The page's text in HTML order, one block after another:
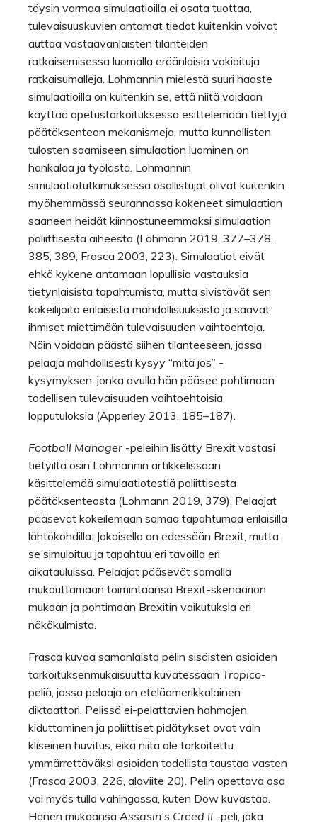
täysin varmaa simulaatioilla ei osata tuottaa,
tulevaisuuskuvien antamat tiedot kuitenkin voivat
auttaa vastaavanlaisten tilanteiden
ratkaisemisessa luomalla eräänlaisia vakioituja
ratkaisumalleja. Lohmannin mielestä suuri haaste
simulaatioilla on kuitenkin se, että niitä voidaan
käyttää opetustarkoituksessa esittelemään tiettyjä
päätöksenteon mekanismeja, mutta kunnollisten
tulosten saamiseen simulaation luominen on
hankalaa ja työlästä. Lohmannin
simulaatiotutkimuksessa osallistujat olivat kuitenkin
myöhemmässä seurannassa kokeneet simulaation
saaneen heidät kiinnostuneemmaksi simulaation
poliittisesta aiheesta (Lohmann 2019, 377–378,
385, 389; Frasca 2003, 223). Simulaatiot eivät
ehkä kykene antamaan lopullisia vastauksia
tietynlaisista tapahtumista, mutta sivistävät sen
kokeilijoita erilaisista mahdollisuuksista ja saavat
ihmiset miettimään tulevaisuuden vaihtoehtoja.
Näin voidaan päästä siihen tilanteeseen, jossa
pelaaja mahdollisesti kysyy “mitä jos” -
kysymyksen, jonka avulla hän pääsee pohtimaan
todellisen tulevaisuuden vaihtoehtoisia
lopputuloksia (Apperley 2013, 185–187).
Football Manager -peleihin lisätty Brexit vastasi
tietyiltä osin Lohmannin artikkelissaan
käsittelemää simulaatiotestiä poliittisesta
päätöksenteosta (Lohmann 2019, 379). Pelaajat
pääsevät kokeilemaan samaa tapahtumaa erilaisilla
lähtökohdilla: Jokaisella on edessään Brexit, mutta
se simuloituu ja tapahtuu eri tavoilla eri
aikatauluissa. Pelaajat pääsevät samalla
mukauttamaan toimintaansa Brexit-skenaarion
mukaan ja pohtimaan Brexitin vaikutuksia eri
näkökulmista.
Frasca kuvaa samanlaista pelin sisäisten asioiden
tarkoituksenmukaisuutta kuvatessaanTropico-
peliä, jossa pelaaja on eteläamerikkalainen
diktaattori. Pelissä ei-pelattavien hahmojen
kiduttaminen ja poliittiset pidätykset ovat vain
kliseinen huvitus, eikä niitä ole tarkoitettu
ymmärrettäväksi asioiden todellista taustaa vasten
(Frasca 2003, 226, alaviite 20). Pelin opettava osa
voi myös tulla vahingossa, kuten Dow kuvastaa.
Hänen mukaansaAssasin’s Creed II -peli, joka